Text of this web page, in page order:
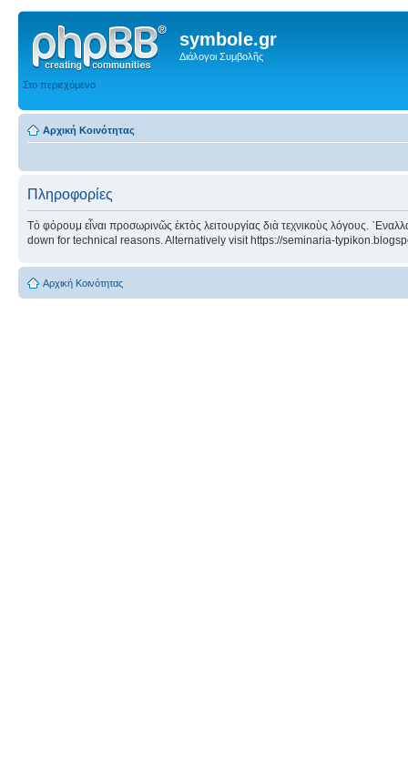
symbole.gr
Διάλογοι Συμβολῆς
Στο περιεχόμενο
Αρχική Κοινότητας
Πληροφορίες
Τὸ φόρουμ εἶναι προσωρινῶς ἐκτὸς λειτουργίας διὰ τεχνικοὺς λόγους.
down for technical reasons. Alternatively visit https://seminaria-
Αρχική Κοινότητας